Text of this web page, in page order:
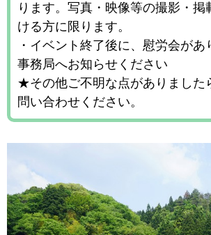
ります。写真・映像等の撮影・
ける方に限ります。
・イベント終了後に、慰労会が
事務局へお知らせください
★その他ご不明な点がありました
問い合わせください。